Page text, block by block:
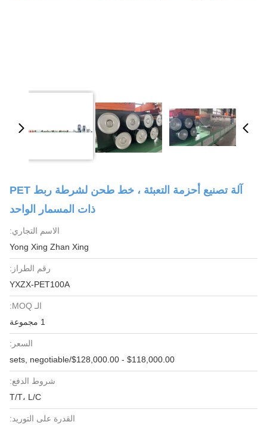
آلة تصنيع أحزمة التعبئة ، خط طحن لشرطة ربط PET
ذات المسمار الواحد
الاسم التجاري:
Yong Xing Zhan Xing
رقم الطراز:
YXZX-PET100A
الـ MOQ:
1 مجموعة
السعر:
$118,000.00 - $128,000.00/sets, negotiable
شروط الدفع:
T/T، L/C
القدرة على التوريد: